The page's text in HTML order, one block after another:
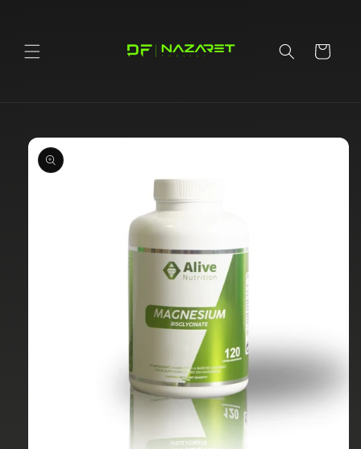
Carrito
a la
información
del producto